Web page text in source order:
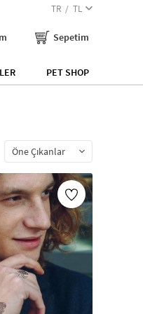
TR TL
Sepetim
PET SHOP